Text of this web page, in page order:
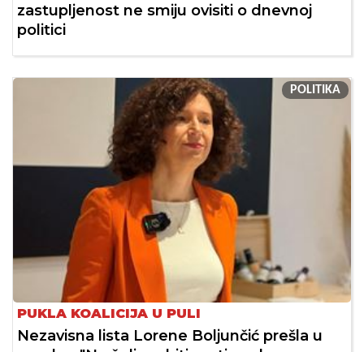
zastupljenost ne smiju ovisiti o dnevnoj
politici
POLITIKA
PUKLA KOALICIJA U PULI
Nezavisna lista Lorene Boljunčić prešla u